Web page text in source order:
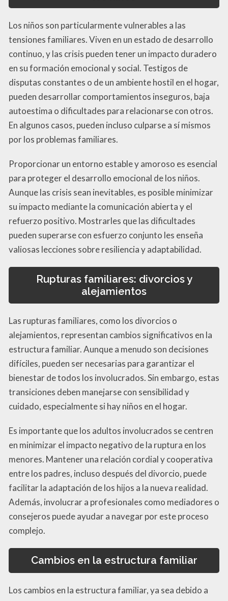
Los niños son particularmente vulnerables a las
tensiones familiares. Viven en un estado de desarrollo
continuo, y las crisis pueden tener un impacto duradero
en su formación emocional y social. Testigos de
disputas constantes o de un ambiente hostil en el hogar,
pueden desarrollar comportamientos inseguros, baja
autoestima o dificultades para relacionarse con otros.
En algunos casos, pueden incluso culparse a sí mismos
por los problemas familiares.
Proporcionar un entorno estable y amoroso es esencial
para proteger el desarrollo emocional de los niños.
Aunque las crisis sean inevitables, es posible minimizar
su impacto mediante la comunicación abierta y el
refuerzo positivo. Mostrarles que las dificultades
pueden superarse con esfuerzo conjunto les enseña
valiosas lecciones sobre resiliencia y adaptabilidad.
Rupturas familiares: divorcios y
alejamientos
Las rupturas familiares, como los divorcios o
alejamientos, representan cambios significativos en la
estructura familiar. Aunque a menudo son decisiones
difíciles, pueden ser necesarias para garantizar el
bienestar de todos los involucrados. Sin embargo, estas
transiciones deben manejarse con sensibilidad y
cuidado, especialmente si hay niños en el hogar.
Es importante que los adultos involucrados se centren
en minimizar el impacto negativo de la ruptura en los
menores. Mantener una relación cordial y cooperativa
entre los padres, incluso después del divorcio, puede
facilitar la adaptación de los hijos a la nueva realidad.
Además, involucrar a profesionales como mediadores o
consejeros puede ayudar a navegar por este proceso
complejo.
Cambios en la estructura familiar
Los cambios en la estructura familiar, ya sea debido a